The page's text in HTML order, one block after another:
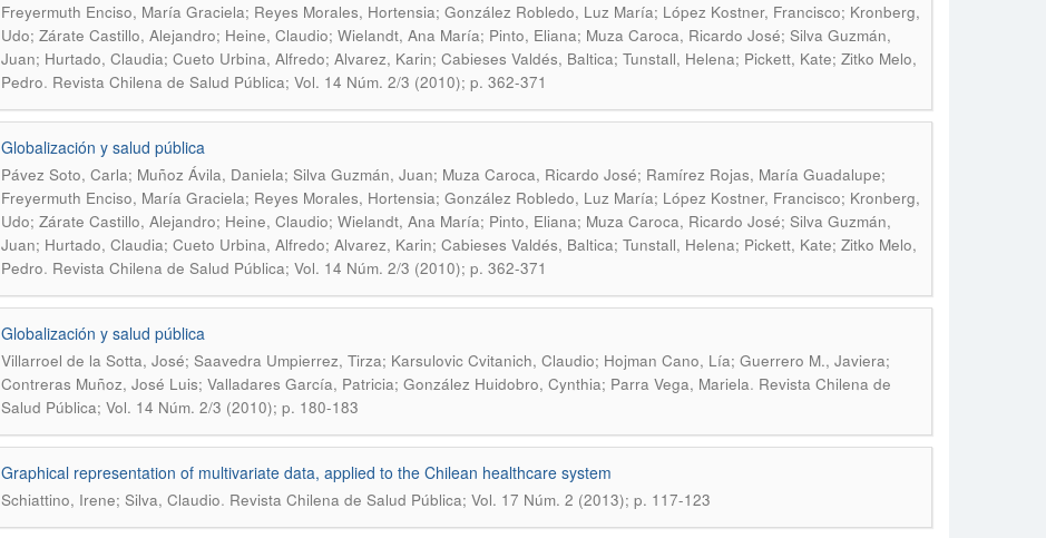
Freyermuth Enciso, María Graciela; Reyes Morales, Hortensia; González Robledo, Luz María; López Kostner, Francisco; Kronberg,
Udo; Zárate Castillo, Alejandro; Heine, Claudio; Wielandt, Ana María; Pinto, Eliana; Muza Caroca, Ricardo José; Silva Guzmán,
Juan; Hurtado, Claudia; Cueto Urbina, Alfredo; Alvarez, Karin; Cabieses Valdés, Baltica; Tunstall, Helena; Pickett, Kate; Zitko Melo,
Pedro. Revista Chilena de Salud Pública; Vol. 14 Núm. 2/3 (2010); p. 362-371
Globalización y salud pública
Pávez Soto, Carla; Muñoz Ávila, Daniela; Silva Guzmán, Juan; Muza Caroca, Ricardo José; Ramírez Rojas, María Guadalupe;
Freyermuth Enciso, María Graciela; Reyes Morales, Hortensia; González Robledo, Luz María; López Kostner, Francisco; Kronberg,
Udo; Zárate Castillo, Alejandro; Heine, Claudio; Wielandt, Ana María; Pinto, Eliana; Muza Caroca, Ricardo José; Silva Guzmán,
Juan; Hurtado, Claudia; Cueto Urbina, Alfredo; Alvarez, Karin; Cabieses Valdés, Baltica; Tunstall, Helena; Pickett, Kate; Zitko Melo,
Pedro. Revista Chilena de Salud Pública; Vol. 14 Núm. 2/3 (2010); p. 362-371
Globalización y salud pública
Villarroel de la Sotta, José; Saavedra Umpierrez, Tirza; Karsulovic Cvitanich, Claudio; Hojman Cano, Lía; Guerrero M., Javiera;
Contreras Muñoz, José Luis; Valladares García, Patricia; González Huidobro, Cynthia; Parra Vega, Mariela. Revista Chilena de
Salud Pública; Vol. 14 Núm. 2/3 (2010); p. 180-183
Graphical representation of multivariate data, applied to the Chilean healthcare system
Schiattino, Irene; Silva, Claudio. Revista Chilena de Salud Pública; Vol. 17 Núm. 2 (2013); p. 117-123